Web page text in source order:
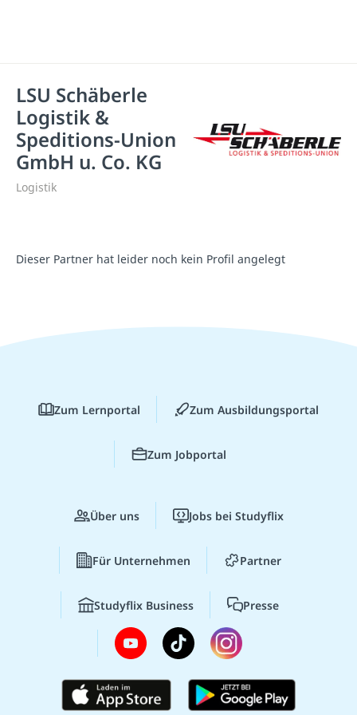
LSU Schäberle
Logistik &
Speditions-Union
GmbH u. Co. KG
Logistik
Dieser Partner hat leider noch kein Profil angelegt
Zum Lernportal Zum Ausbildungsportal
Zum Jobportal
Über uns Jobs bei Studyflix
Für Unternehmen Partner
Studyflix Business Presse